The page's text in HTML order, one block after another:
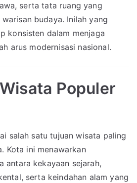
serta tata ruang yang
budaya. Inilah yang
konsisten dalam menjaga
arus modernisasi nasional.
Populer
salah satu tujuan wisata paling
Kota ini menawarkan
antara kekayaan sejarah,
serta keindahan alam yang